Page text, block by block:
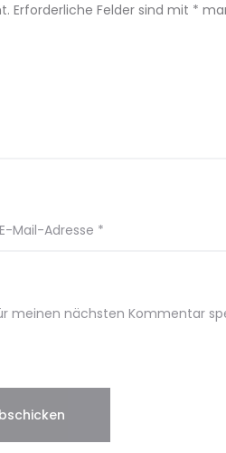
Erforderliche Felder sind mit *
E-Mail-Adresse *
meinen nächsten Kommentar